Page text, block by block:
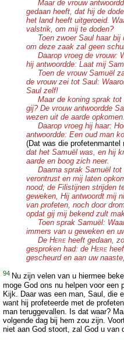
Maar de vrouw
gedaan heeft, dat hij de
het land heeft uitgeroeid.
valstrik, om mij te doden?
Toen zwoer Saul haar bij
om deze zaak zal geen
Daarop vroeg de vrouw:
hij antwoordde: Laat mij
Toen de vrouw Samuël
de vrouw zei tot Saul:
Saul zelf!
Maar de koning sprak
gij? De vrouw antwoordde
wezen uit de aarde opkomen.
Daarop vroeg hij haar:
antwoordde: Een oud man
(Dat was die profetenmantel
dat het Samuël was, en hij
aarde en boog zich neer.
Daarna sprak Samuël
verontrust en mij laten
nood; de Filistijnen strijden
geweken, Hij antwoordt mij
van profeten, noch door
opdat gij mij bekend zult
Toen sprak Samuël:
immers van u geweken en
De HERE heeft gedaan,
gesproken had: de HERE
gescheurd en aan uw
94 Nu zijn velen van u hiermee
moge God ons nu helpen voor een
Kijk. Daar was een man, Saul, die
want hij profeteerde met de
man teruggevallen. Is dat waar?
volgende dag bij hem zou zijn.
niet aan God stoort, zal God u van